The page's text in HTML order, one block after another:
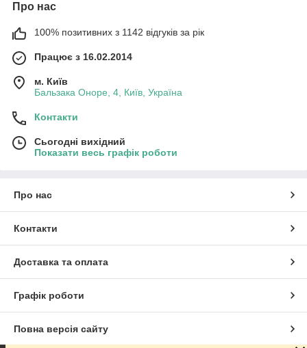
Про нас
100% позитивних з 1142 відгуків за рік
Працює з 16.02.2014
м. Київ
Бальзака Оноре, 4, Київ, Україна
Контакти
Сьогодні вихідний
Показати весь графік роботи
Про нас
Контакти
Доставка та оплата
Графік роботи
Повна версія сайту